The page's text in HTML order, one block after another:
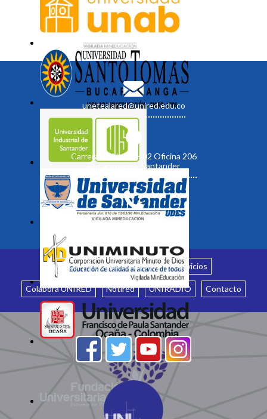
unetealared@unired.edu.co
Carrera 19 No. 35 - 02 Oficina 206
Bucaramanga, Santander
Inicio ¿Quiénes somos? Servicios
Colabora UNIRED Notired UNIRADIO Contacto